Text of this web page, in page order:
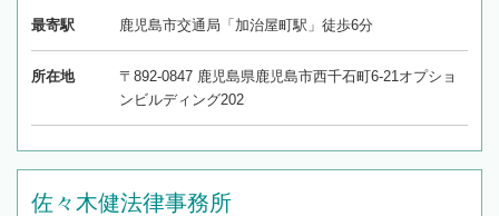
最寄駅 鹿児島市交通局「加治屋町駅」徒歩6分
所在地
〒892-0847 鹿児島県鹿児島市西千石町6-21オプショ
ンビルディング202
佐々木健法律事務所